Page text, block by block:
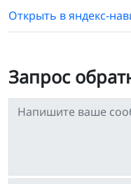
Открыть в яндекс-
Запрос